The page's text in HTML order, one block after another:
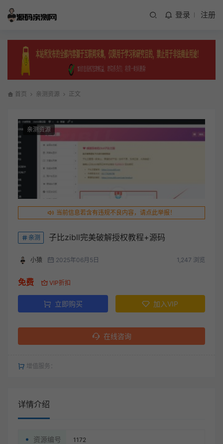
登录 注册
首页 亲测资源 正文
亲测资源
当前信息若含有违规不良内容，请点此举报！
亲测 子比zibll完美破解授权教程+源码
小猿 2025年06月5日 1,247 浏览
免费 VIP折扣
立即购买 加入VIP
在线咨询
增值服务：
详情介绍
资源编号 1172